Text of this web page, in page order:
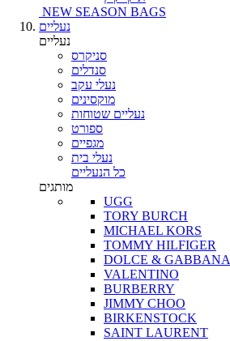
NEW SEASON BAGS
נעליים
נעליים
סניקרס
סנדלים
נעלי עקב
מוקסינים
נעליים שטוחות
ספורט
מגפיים
נעלי בית
כל הנעליים
מותגים
UGG
TORY BURCH
MICHAEL KORS
TOMMY HILFIGER
DOLCE & GABBANA
VALENTINO
BURBERRY
JIMMY CHOO
BIRKENSTOCK
SAINT LAURENT